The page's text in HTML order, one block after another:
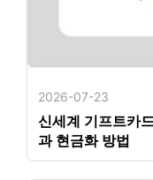
2026-07-23
신세계 기프트카
과 현금화 방법